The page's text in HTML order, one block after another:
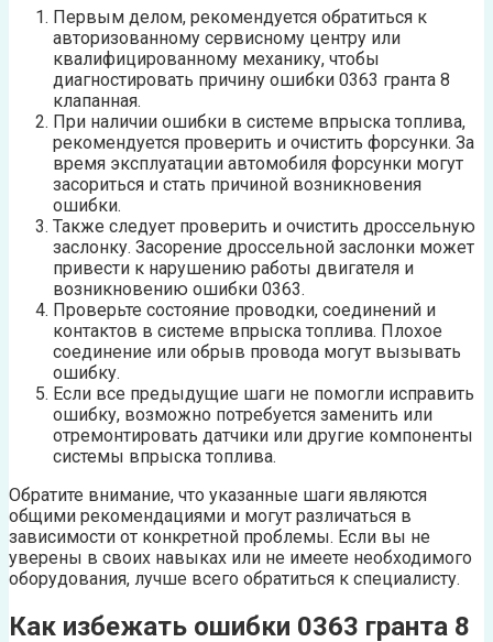
Первым делом, рекомендуется обратиться к
авторизованному сервисному центру или
квалифицированному механику, чтобы
диагностировать причину ошибки 0363 гранта 8
клапанная.
При наличии ошибки в системе впрыска топлива,
рекомендуется проверить и очистить форсунки. За
время эксплуатации автомобиля форсунки могут
засориться и стать причиной возникновения
ошибки.
Также следует проверить и очистить дроссельную
заслонку. Засорение дроссельной заслонки может
привести к нарушению работы двигателя и
возникновению ошибки 0363.
Проверьте состояние проводки, соединений и
контактов в системе впрыска топлива. Плохое
соединение или обрыв провода могут вызывать
ошибку.
Если все предыдущие шаги не помогли исправить
ошибку, возможно потребуется заменить или
отремонтировать датчики или другие компоненты
системы впрыска топлива.
Обратите внимание, что указанные шаги являются
общими рекомендациями и могут различаться в
зависимости от конкретной проблемы. Если вы не
уверены в своих навыках или не имеете необходимого
оборудования, лучше всего обратиться к специалисту.
Как избежать ошибки 0363 гранта 8